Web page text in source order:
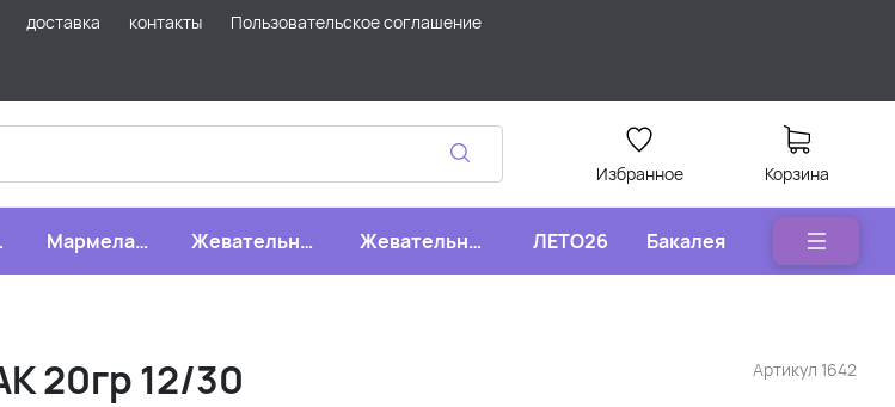
доставка контакты Пользовательское соглашение
Избранное Корзина
Мармелад,
зефир,
Жевательная
резинка
Жевательные
конфеты
ЛЕТО26 Бакалея
Артикул 1642
20гр 12/30